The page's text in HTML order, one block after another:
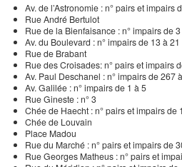
Av. de l’Astronomie : n° pairs et impairs
Rue André Bertulot
Rue de la Bienfaisance : n° impairs de
Av. du Boulevard : n° impairs de 13 à 21
Rue de Brabant
Rue des Croisades: n° pairs et impairs
Av. Paul Deschanel : n° impairs de 267
Av. Galilée : n° impairs de 1 à 5
Rue Gineste : n° 3
Chée de Haecht : n° pairs et impairs de
Chée de Louvain
Place Madou
Rue du Marché : n° pairs et impairs de
Rue Georges Matheus : n° pairs et